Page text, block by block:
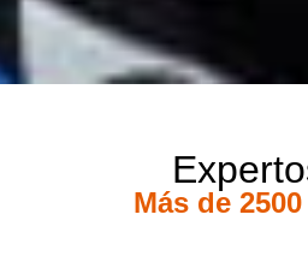
Más de